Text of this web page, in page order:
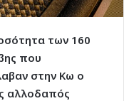
των 160
που
στην Κω ο
αλλοδαπός